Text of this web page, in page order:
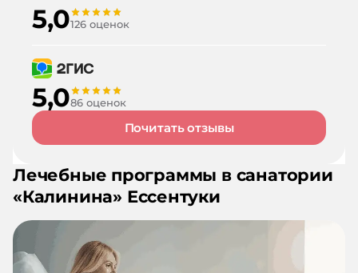
5,0126 оценок
5,086 оценок
Почитать отзывы
Лечебные программы в санатории
«Калинина» Ессентуки